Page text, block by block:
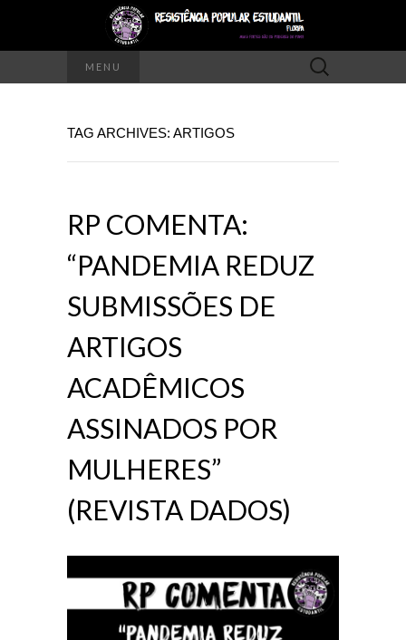
MENU
Pesquisar
por:
TAG ARCHIVES: ARTIGOS
RP COMENTA:
“PANDEMIA REDUZ
SUBMISSÕES DE
ARTIGOS
ACADÊMICOS
ASSINADOS POR
MULHERES”
(REVISTA DADOS)